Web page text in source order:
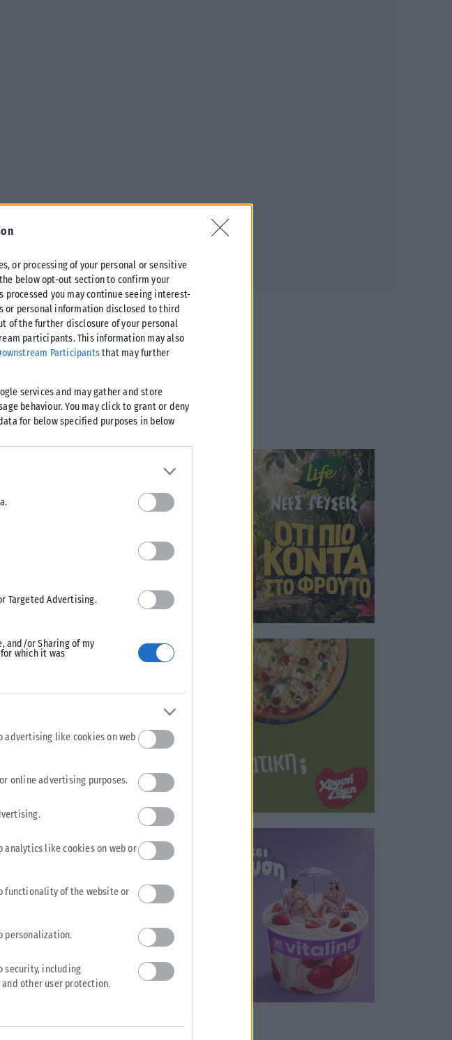
or processing of your personal or sensitive
below opt-out section to confirm your
you may continue seeing interest-
or personal information disclosed to third
of the further disclosure of your personal
participants. This information may also
Participantsthat may further
services and may gather and store
behaviour. You may click to grant or deny
for below specified purposes in below
Targeted Advertising.
and/or Sharing of my
which it was
advertising like cookies on web
online advertising purposes.
like cookies on web or
functionality of the website or
personalization.
security, including
other user protection.
έχει αποκτήσει
αμερικανικών
μυστικών
ναυτική βάση στον
οποία βρίσκεται σε
τις ανησυχίες
να προκύπτει
στρατιωτικών
τις
στην Ταϊλάνδη,